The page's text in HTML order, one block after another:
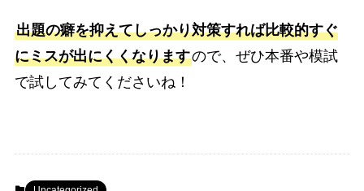
出題の癖を抑えてしっかり対策すれば比較的すぐ
にミスが出にくくなりますので、ぜひ本番や模試
で試してみてくださいね！